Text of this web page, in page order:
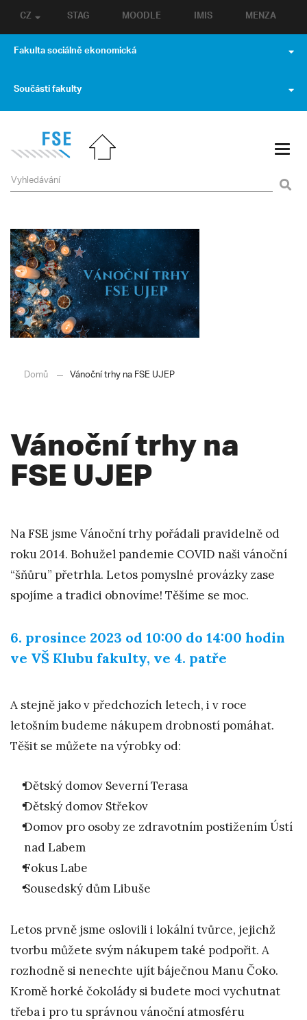
STAG MOODLE IMIS MENZA
CZ
Fakulta sociálně ekonomická
Součásti fakulty
Domů Vánoční trhy na FSE UJEP
Vánoční trhy na
FSE UJEP
Na FSE jsme Vánoční trhy pořádali pravidelně od
roku 2014. Bohužel pandemie COVID naši vánoční
“šňůru” přetrhla. Letos pomyslné provázky zase
spojíme a tradici obnovíme! Těšíme se moc.
6. prosince 2023 od 10:00 do 14:00 hodin
ve VŠ Klubu fakulty, ve 4. patře
A stejně jako v předchozích letech, i v roce
letošním budeme nákupem drobností pomáhat.
Těšit se můžete na výrobky od:
Dětský domov Severní Terasa
Dětský domov Střekov
Domov pro osoby ze zdravotním postižením Ústí
nad Labem
Fokus Labe
Sousedský dům Libuše
Letos prvně jsme oslovili i lokální tvůrce, jejichž
tvorbu můžete svým nákupem také podpořit. A
rozhodně si nenechte ujít báječnou Manu Čoko.
Kromě horké čokolády si budete moci vychutnat
třeba i pro tu správnou vánoční atmosféru